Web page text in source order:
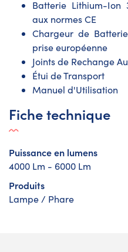
Batterie Lithium-Ion
aux normes CE
Chargeur de
prise européenne
Joints de Rechange
Étui de Transport
Manuel d'Utilisation
Fiche technique
Puissance en lumens
4000 Lm - 6000 Lm
Produits
Lampe / Phare